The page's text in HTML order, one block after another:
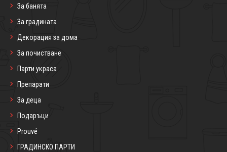
За банята
За градината
Декорация за дома
За почистване
Парти украса
Препарати
За деца
Подаръци
Prouvé
ГРАДИНСКО ПАРТИ